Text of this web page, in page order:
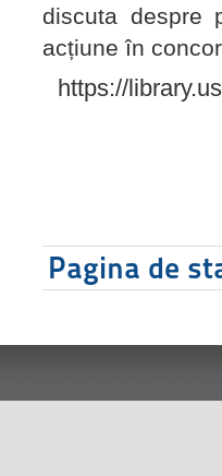
discuta despre
acțiune în
https://
Pagina de